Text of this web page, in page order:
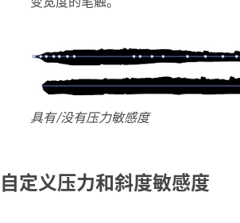
具有/没有压力敏感度
自定义压力和斜度敏感度